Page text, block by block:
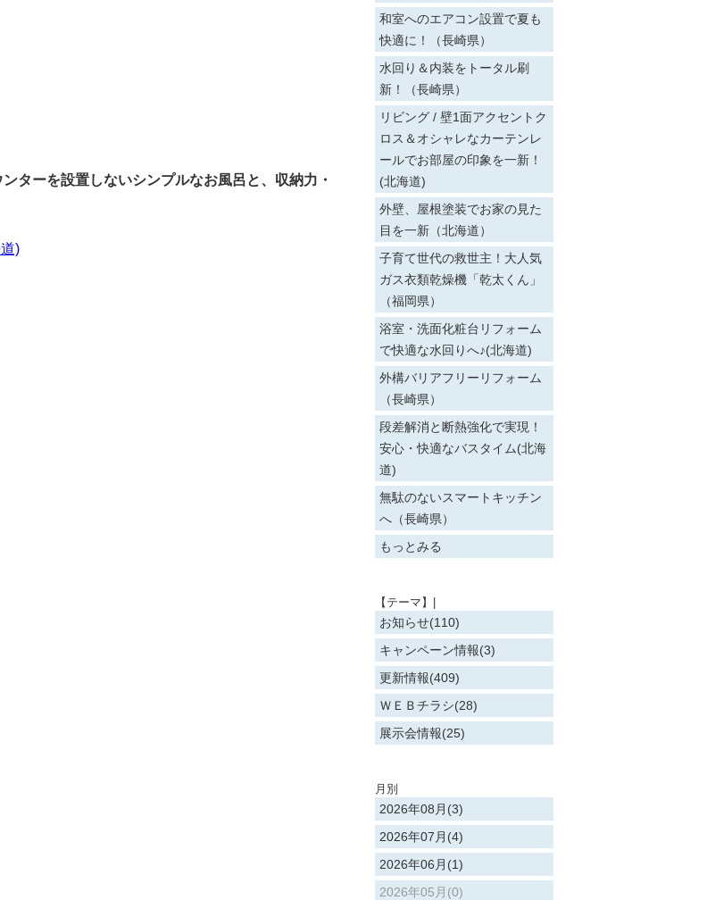
ターを設置しないシンプルなお風呂と、収納力・
)
和室へのエアコン設置で夏も
快適に！（長崎県）
水回り＆内装をトータル刷
新！（長崎県）
リビング / 壁1面アクセントク
ロス＆オシャレなカーテンレ
ールでお部屋の印象を一新！
(北海道)
外壁、屋根塗装でお家の見た
目を一新（北海道）
子育て世代の救世主！大人気
ガス衣類乾燥機「乾太くん」
（福岡県）
浴室・洗面化粧台リフォーム
で快適な水回りへ♪(北海道)
外構バリアフリーリフォーム
（長崎県）
段差解消と断熱強化で実現！
安心・快適なバスタイム(北海
道)
無駄のないスマートキッチン
へ（長崎県）
もっとみる
【テーマ】|
お知らせ(110)
キャンペーン情報(3)
更新情報(409)
ＷＥＢチラシ(28)
展示会情報(25)
月別
2026年08月(3)
2026年07月(4)
2026年06月(1)
2026年05月(0)